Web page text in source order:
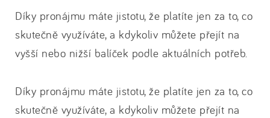
Díky pronájmu máte jistotu, že platíte jen za to, co
skutečně využíváte, a kdykoliv můžete přejít na
vyšší nebo nižší balíček podle aktuálních potřeb.
Díky pronájmu máte jistotu, že platíte jen za to, co
skutečně využíváte, a kdykoliv můžete přejít na